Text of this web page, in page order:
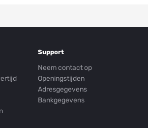
Support
Neem contact op
Openingstijden
Adresgegevens
Bankgegevens